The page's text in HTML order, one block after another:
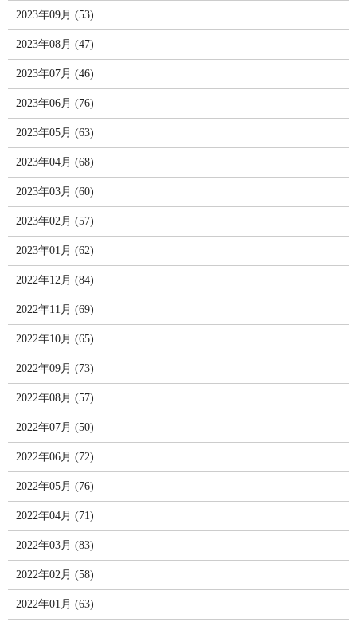
2023年09月 (53)
2023年08月 (47)
2023年07月 (46)
2023年06月 (76)
2023年05月 (63)
2023年04月 (68)
2023年03月 (60)
2023年02月 (57)
2023年01月 (62)
2022年12月 (84)
2022年11月 (69)
2022年10月 (65)
2022年09月 (73)
2022年08月 (57)
2022年07月 (50)
2022年06月 (72)
2022年05月 (76)
2022年04月 (71)
2022年03月 (83)
2022年02月 (58)
2022年01月 (63)